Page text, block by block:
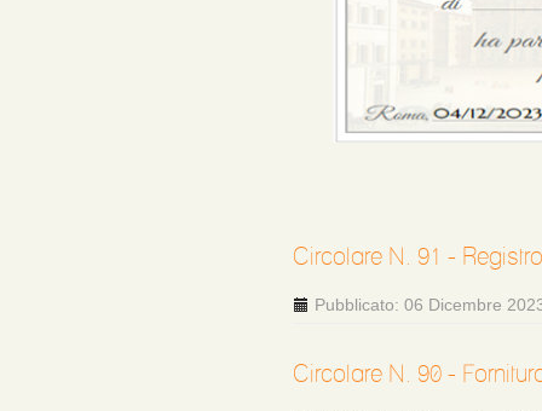
Circolare N. 91 -
Pubblicato: 06 Dicembre
Circolare N. 90 -